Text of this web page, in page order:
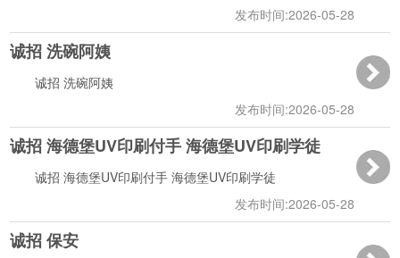
发布时间:2026-05-28
诚招 洗碗阿姨
发布时间:2026-05-28
15:57:10
诚招 洗碗阿姨
诚招 海德堡UV印刷付手 海德堡UV印刷学徒
发布时间:2026-05-28
诚招 海德堡UV印刷付手 海德堡UV印刷学徒
诚招 保安